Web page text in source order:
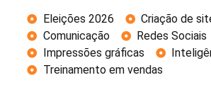
Eleições 2026
Criação de
Comunicação
Redes Sociais
Impressões gráficas
Treinamento em vendas